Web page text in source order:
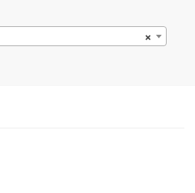
×